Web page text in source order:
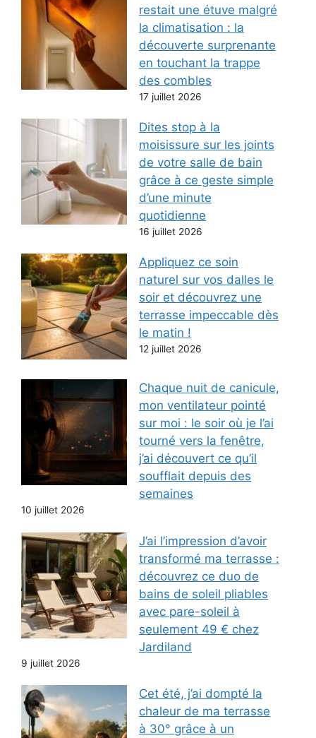
restait une étuve malgré
la climatisation : la
découverte surprenante
en touchant la trappe
des combles
17 juillet 2026
Dites stop à la
moisissure sur les joints
de votre salle de bain
grâce à ce geste simple
d’une minute
quotidienne
16 juillet 2026
Appliquez ce soin
naturel sur vos dalles le
soir et découvrez une
terrasse impeccable dès
le matin !
12 juillet 2026
Chaque nuit de canicule,
mon ventilateur pointé
sur moi : le soir où je l’ai
tourné vers la fenêtre,
j’ai découvert ce qu’il
soufflait depuis des
semaines
10 juillet 2026
J’ai l’impression d’avoir
transformé ma terrasse :
découvrez ce duo de
bains de soleil pliables
avec pare-soleil à
seulement 49 € chez
Jardiland
9 juillet 2026
Cet été, j’ai dompté la
chaleur de ma terrasse
à 30° grâce à un